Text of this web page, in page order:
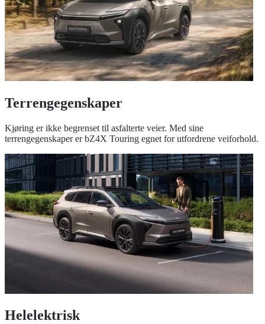
Terrengegenskaper
Kjøring er ikke begrenset til asfalterte veier. Med sine
terrengegenskaper er bZ4X Touring egnet for utfordrene veiforhold.
Helelektrisk